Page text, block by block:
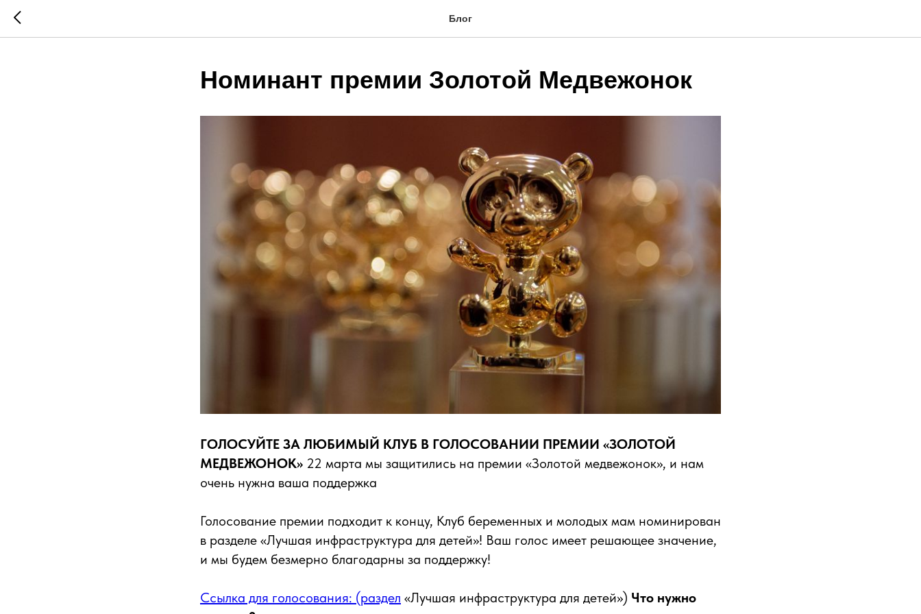
Блог
Номинант премии Золотой Медвежонок
ГОЛОСУЙТЕ ЗА ЛЮБИМЫЙ КЛУБ В ГОЛОСОВАНИИ ПРЕМИИ «ЗОЛОТОЙ
МЕДВЕЖОНОК» 22 марта мы защитились на премии «Золотой медвежонок», и нам
очень нужна ваша поддержка
Голосование премии подходит к концу, Клуб беременных и молодых мам номинирован
в разделе «Лучшая инфраструктура для детей»! Ваш голос имеет решающее значение,
и мы будем безмерно благодарны за поддержку!
Ссылка для голосования: (раздел «Лучшая инфраструктура для детей») Что нужно